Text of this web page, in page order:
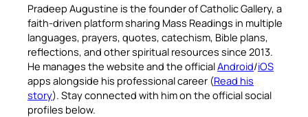
Pradeep Augustine is the founder of Catholic Gallery, a
faith-driven platform sharing Mass Readings in multiple
languages, prayers, quotes, catechism, Bible plans,
reflections, and other spiritual resources since 2013.
He manages the website and the officialAndroid/iOS
apps alongside his professional career (Read his
story). Stay connected with him on the official social
profiles below.